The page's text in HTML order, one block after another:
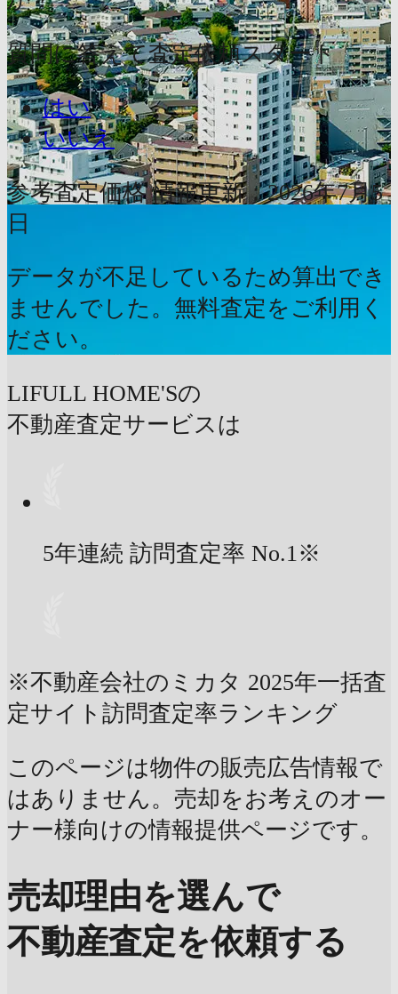
質問に答えて査定依頼スタート
はい
いいえ
参考査定価格 情報更新：2026年7月5
日
データが不足しているため算出でき
ませんでした。無料査定をご利用く
ださい。
LIFULL HOME'Sの
不動産査定サービスは
5年連続 訪問査定率 No.1※
※不動産会社のミカタ 2025年一括査
定サイト訪問査定率ランキング
このページは物件の販売広告情報で
はありません。売却をお考えのオー
ナー様向けの情報提供ページです。
売却理由を選んで
不動産査定を依頼する